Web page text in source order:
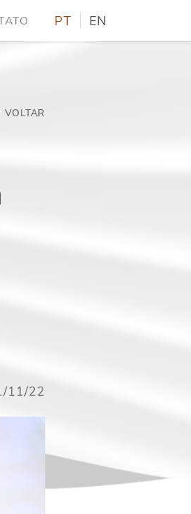
PT EN
VOLTAR
11/22